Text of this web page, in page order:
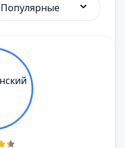
Популярные